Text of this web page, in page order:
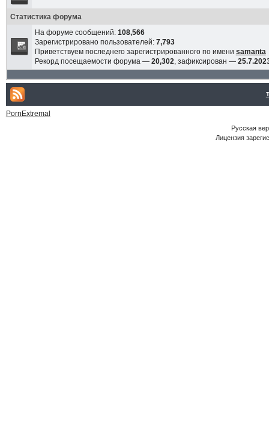
Статистика форума
На форуме сообщений: 108,566
Зарегистрировано пользователей: 7,793
Приветствуем последнего зарегистрированного по имени samanta
Рекорд посещаемости форума — 20,302, зафиксирован —
PornExtremal
Русская
Лицензия